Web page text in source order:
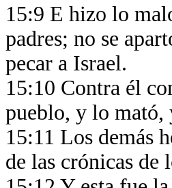
15:9 E hizo lo
padres; no se
pecar a Israel.
15:10 Contra él
pueblo, y lo
15:11 Los demás
de las crónicas de